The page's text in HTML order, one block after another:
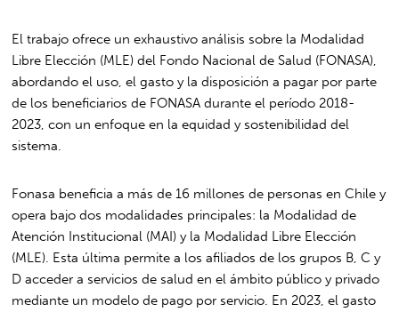
El trabajo ofrece un exhaustivo análisis sobre la Modalidad
Libre Elección (MLE) del Fondo Nacional de Salud (FONASA),
abordando el uso, el gasto y la disposición a pagar por parte
de los beneficiarios de FONASA durante el período 2018-
2023, con un enfoque en la equidad y sostenibilidad del
sistema.
Fonasa beneficia a más de 16 millones de personas en Chile y
opera bajo dos modalidades principales: la Modalidad de
Atención Institucional (MAI) y la Modalidad Libre Elección
(MLE). Esta última permite a los afiliados de los grupos B, C y
D acceder a servicios de salud en el ámbito público y privado
mediante un modelo de pago por servicio. En 2023, el gasto